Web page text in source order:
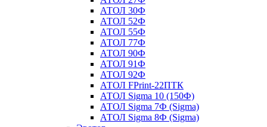
АТОЛ 30Ф
АТОЛ 52Ф
АТОЛ 55Ф
АТОЛ 77Ф
АТОЛ 90Ф
АТОЛ 91Ф
АТОЛ 92Ф
АТОЛ FPrint-22ПТК
АТОЛ Sigma 10 (150Ф)
АТОЛ Sigma 7Ф (Sigma)
АТОЛ Sigma 8Ф (Sigma)